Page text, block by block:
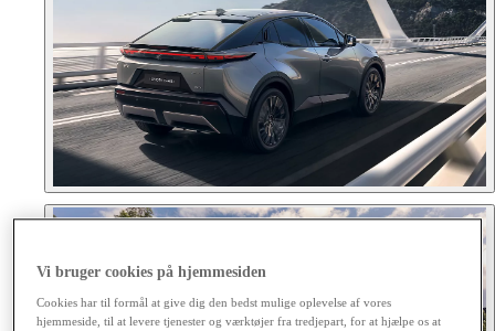
Vi bruger cookies på hjemmesiden
Cookies har til formål at give dig den bedst mulige oplevelse af vores
hjemmeside, til at levere tjenester og værktøjer fra tredjepart, for at hjælpe os at